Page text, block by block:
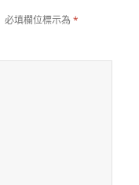
必填欄位標示為*